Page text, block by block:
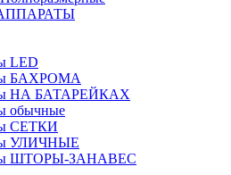
LED
БАХРОМА
НА БАТАРЕЙКАХ
обычные
СЕТКИ
УЛИЧНЫЕ
ШТОРЫ-ЗАНАВЕС